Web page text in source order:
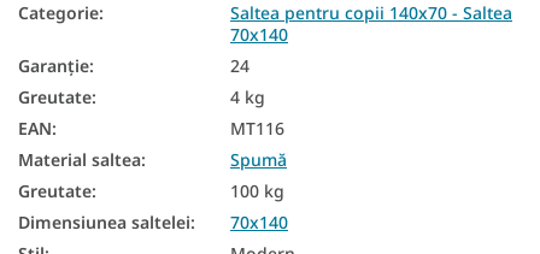
Saltele pentru copii pe dimensiuni
Saltele pentru copii în funcție de material
Saltele pentru bebeluși
Saltele antialergice
Saltele antibacteriene
Categorie:
Saltea pentru copii 140x70 - Saltea
70x140
Garanţie:
24
Greutate:
4 kg
EAN:
MT116
Material saltea:
Spumă
Greutate:
100 kg
Dimensiunea saltelei:
70x140